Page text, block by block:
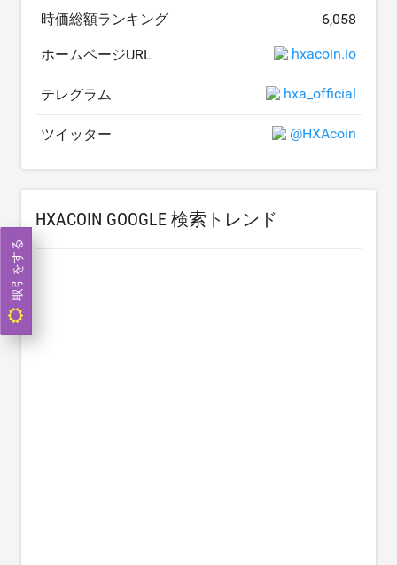
時価総額ランキング 6,058
ホームページURL hxacoin.io
テレグラム hxa_official
ツイッター @HXAcoin
HXACOIN GOOGLE 検索トレンド
取引をする